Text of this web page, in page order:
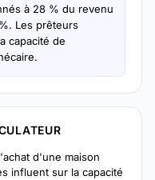
à 28 % du revenu
Les prêteurs
capacité de
d'une maison
influent sur la capacité